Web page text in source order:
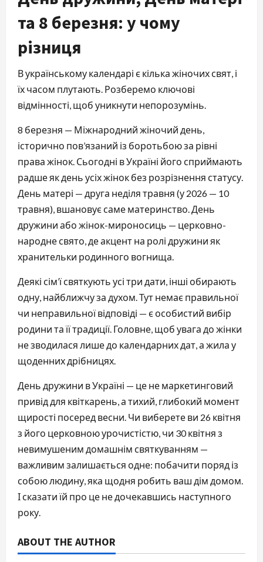
та 8 березня: у чому
різниця
В українському календарі є кілька жіночих свят, і
їх часом плутають. Розберемо ключові
відмінності, щоб уникнути непорозумінь.
8 березня — Міжнародний жіночий день,
історично пов’язаний із боротьбою за рівні
права жінок. Сьогодні в Україні його сприймають
радше як день усіх жінок без розрізнення статусу.
День матері — друга неділя травня (у 2026 — 10
травня), вшановує саме материнство. День
дружини або жінок-мироносиць — церковно-
народне свято, де акцент на ролі дружини як
хранительки родинного вогнища.
Деякі сім’ї святкують усі три дати, інші обирають
одну, найближчу за духом. Тут немає правильної
чи неправильної відповіді — є особистий вибір
родини та її традиції. Головне, щоб увага до жінки
не зводилася лише до календарних дат, а жила у
щоденних дрібницях.
День дружини в Україні — це не маркетинговий
привід для квіткарень, а тихий, глибокий момент
щирості посеред весни. Чи виберете ви 26 квітня
з його церковною урочистістю, чи 30 квітня з
невимушеним домашнім святкуванням —
важливим залишається одне: побачити поряд із
собою людину, яка щодня робить ваш дім домом.
І сказати їй про це не дочекавшись наступного
року.
ABOUT THE AUTHOR